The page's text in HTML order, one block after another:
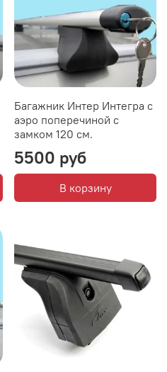
Багажник Интер Интегра с
аэро поперечиной с
замком 120 см.
5500 руб
В корзину